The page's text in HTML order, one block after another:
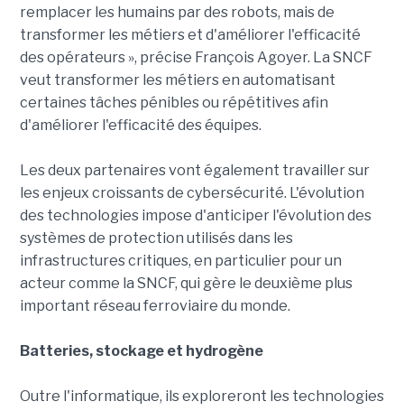
remplacer les humains par des robots, mais de
transformer les métiers et d'améliorer l'efficacité
des opérateurs », précise François Agoyer. La SNCF
veut transformer les métiers en automatisant
certaines tâches pénibles ou répétitives afin
d'améliorer l'efficacité des équipes.
Les deux partenaires vont également travailler sur
les enjeux croissants de cybersécurité. L'évolution
des technologies impose d'anticiper l'évolution des
systèmes de protection utilisés dans les
infrastructures critiques, en particulier pour un
acteur comme la SNCF, qui gère le deuxième plus
important réseau ferroviaire du monde.
Batteries, stockage et hydrogène
Outre l'informatique, ils exploreront les technologies